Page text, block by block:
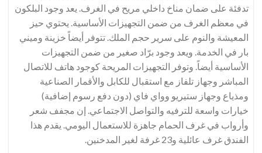
تدفئة على ضمان مناخ داخلي مريح في الغرف. يعد وجود البلكون
في معظم الغرف من ضمن التجهيزات الأساسية. يحتوي حيز
المعيشة والنوم على سرير حجم الملك. تتوفر أيضاً خزينة وميني
بار في الخدمة. ويعد وجود برّاد صغير من ضمن التجهيزات
الأساسية أيضاً. وتوفر التجهيزات المريحة كوجود هاتف للاتصال
المباشر وجهاز تلفاز مع استقبال للكابل والأقمار الصناعية
ومذياع وجهاز ستيريو وواي فاي (دون دفع رسوم إضافية)
خيارات واسعة للترفيه والتواصل الاجتماعي. إن مجفف شعر
وأرواب في غرف الحمام جاهزة للاستعمال اليومي. يقدم هذا
الفندق غرف عائلية و23 غرفة لغير المدخنين.